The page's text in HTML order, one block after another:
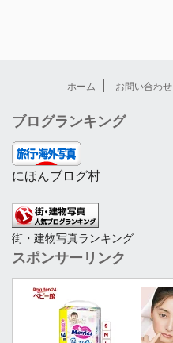
ホーム お問い合わせ
ブログランキング
にほんブログ村
街・建物写真ランキング
スポンサーリンク